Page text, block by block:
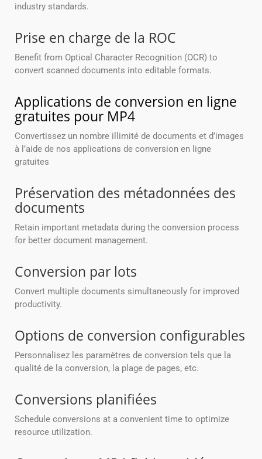
industry standards.
Prise en charge de la ROC
Benefit from Optical Character Recognition (OCR) to
convert scanned documents into editable formats.
Applications de conversion en ligne
gratuites pour MP4
Convertissez un nombre illimité de documents et d’images
à l’aide de nos applications de conversion en ligne
gratuites
Préservation des métadonnées des
documents
Retain important metadata during the conversion process
for better document management.
Conversion par lots
Convert multiple documents simultaneously for improved
productivity.
Options de conversion configurables
Personnalisez les paramètres de conversion tels que la
qualité de la conversion, la plage de pages, etc.
Conversions planifiées
Schedule conversions at a convenient time to optimize
resource utilization.